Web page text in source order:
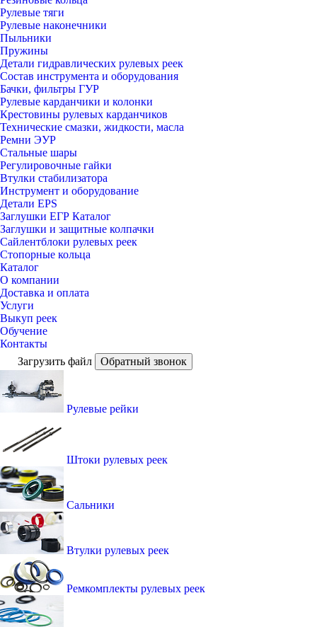
Рулевые тяги
Рулевые наконечники
Пыльники
Пружины
Детали гидравлических рулевых реек
Состав инструмента и оборудования
Бачки, фильтры ГУР
Рулевые карданчики и колонки
Крестовины рулевых карданчиков
Технические смазки, жидкости, масла
Ремни ЭУР
Стальные шары
Регулировочные гайки
Втулки стабилизатора
Инструмент и оборудование
Детали EPS
Заглушки ЕГР Каталог
Заглушки и защитные колпачки
Сайлентблоки рулевых реек
Стопорные кольца
Каталог
О компании
Доставка и оплата
Услуги
Выкуп реек
Обучение
Контакты
Загрузить файл
Обратный звонок
Рулевые рейки
Штоки рулевых реек
Сальники
Втулки рулевых реек
Ремкомплекты рулевых реек